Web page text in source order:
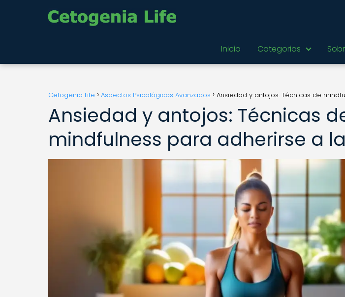
Inicio Categorias
Cetogenia Life Aspectos Psicológicos Avanzados Ansiedad y antojos: Técnicas de
Ansiedad y antojos: Técnicas
mindfulness para adherirse a